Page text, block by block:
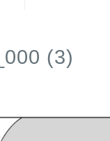
(3)